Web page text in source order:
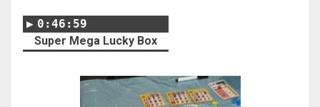
0:46:59
Super Mega Lucky Box